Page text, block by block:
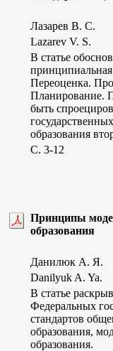
Лазарев В. С.
Lazarev V. S.
В статье
Переоценка.
Планирование.
быть
образования
C. 3-12
Принципы
образования
Данилюк А. Я.
Danilyuk A. Ya.
В статье
Федеральных
стандартов
образования,
образования.